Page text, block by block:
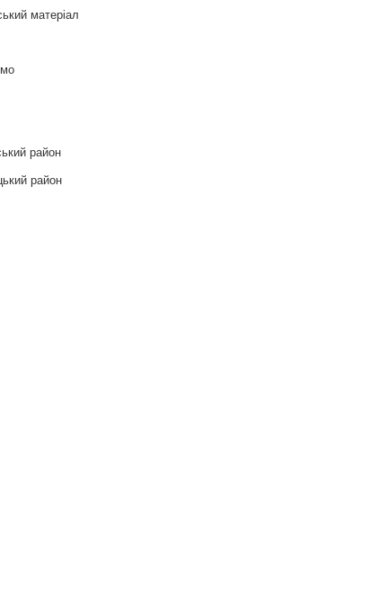
матеріал
район
район